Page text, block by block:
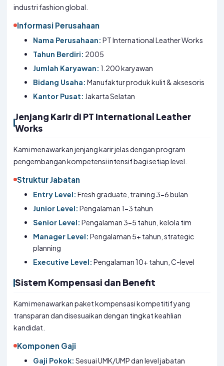
industri fashion global.
Informasi Perusahaan
Nama Perusahaan: PT International Leather Works
Tahun Berdiri: 2005
Jumlah Karyawan: 1.200 karyawan
Bidang Usaha: Manufaktur produk kulit & aksesoris
Kantor Pusat: Jakarta Selatan
Jenjang Karir di PT International Leather
Works
Kami menawarkan jenjang karir jelas dengan program
pengembangan kompetensi intensif bagi setiap level.
Struktur Jabatan
Entry Level: Fresh graduate, training 3-6 bulan
Junior Level: Pengalaman 1-3 tahun
Senior Level: Pengalaman 3-5 tahun, kelola tim
Manager Level: Pengalaman 5+ tahun, strategic
planning
Executive Level: Pengalaman 10+ tahun, C-level
Sistem Kompensasi dan Benefit
Kami menawarkan paket kompensasi kompetitif yang
transparan dan disesuaikan dengan tingkat keahlian
kandidat.
Komponen Gaji
Gaji Pokok: Sesuai UMK/UMP dan level jabatan